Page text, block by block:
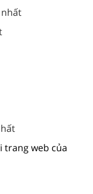
trang web của